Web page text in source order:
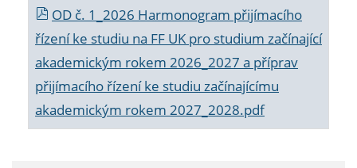
OD č. 1_2026 Harmonogram přijímacího
řízení ke studiu na FF UK pro studium začínající
akademickým rokem 2026_2027 a příprav
přijímacího řízení ke studiu začínajícímu
akademickým rokem 2027_2028.pdf